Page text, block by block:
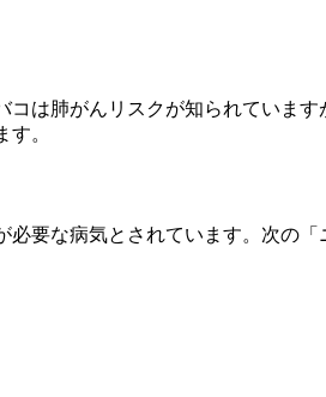
は肺がんリスクが知られていま
。
要な病気とされています。次の